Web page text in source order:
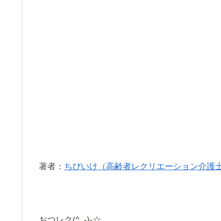
著者： ちびいけ（高齢者レクリエーション介護